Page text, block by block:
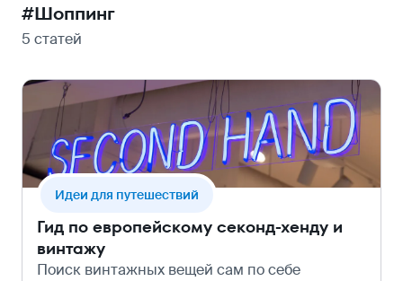
#Шоппинг
5 статей
Идеи для путешествий
Гид по европейскому секонд-хенду и
винтажу
Поиск винтажных вещей сам по себе